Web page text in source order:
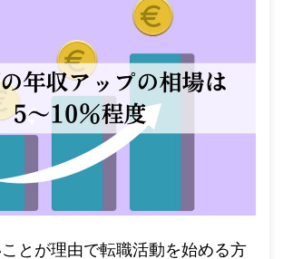
とが理由で転職活動を始める方